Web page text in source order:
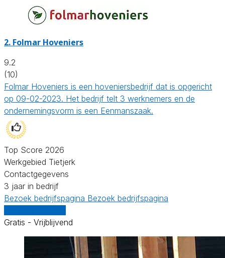
2. Folmar Hoveniers
9.2
(10)
Folmar Hoveniers is een hoveniersbedrijf dat is opgericht
op 09-02-2023. Het bedrijf telt 3 werknemers en de
ondernemingsvorm is een Eenmanszaak.
Top Score 2026
Werkgebied Tietjerk
Contactgegevens
3 jaar in bedrijf
Bezoek bedrijfspagina Bezoek bedrijfspagina
Gratis - Vrijblijvend